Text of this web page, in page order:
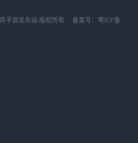
手游发布站 版权所有 备案号： 粤ICP备